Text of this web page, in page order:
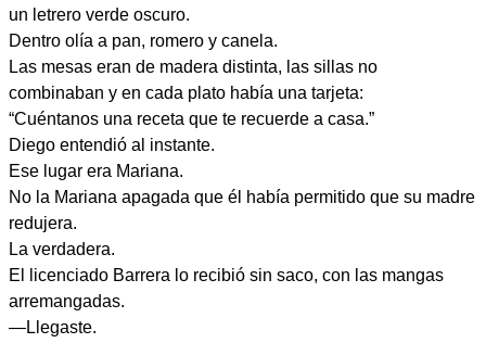
un letrero verde oscuro.
Dentro olía a pan, romero y canela.
Las mesas eran de madera distinta, las sillas no
combinaban y en cada plato había una tarjeta:
“Cuéntanos una receta que te recuerde a casa.”
Diego entendió al instante.
Ese lugar era Mariana.
No la Mariana apagada que él había permitido que su madre
redujera.
La verdadera.
El licenciado Barrera lo recibió sin saco, con las mangas
arremangadas.
—Llegaste.